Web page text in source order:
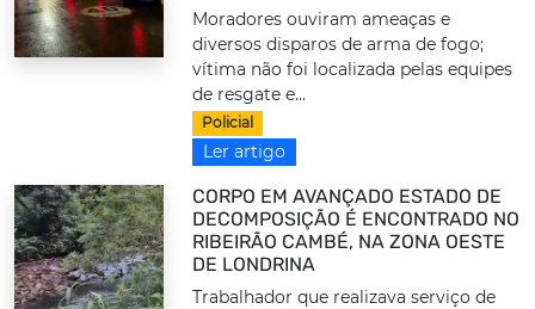
Moradores ouviram ameaças e
diversos disparos de arma de fogo;
vítima não foi localizada pelas equipes
de resgate e...
Policial
Ler artigo
CORPO EM AVANÇADO ESTADO DE
DECOMPOSIÇÃO É ENCONTRADO NO
RIBEIRÃO CAMBÉ, NA ZONA OESTE
DE LONDRINA
Trabalhador que realizava serviço de